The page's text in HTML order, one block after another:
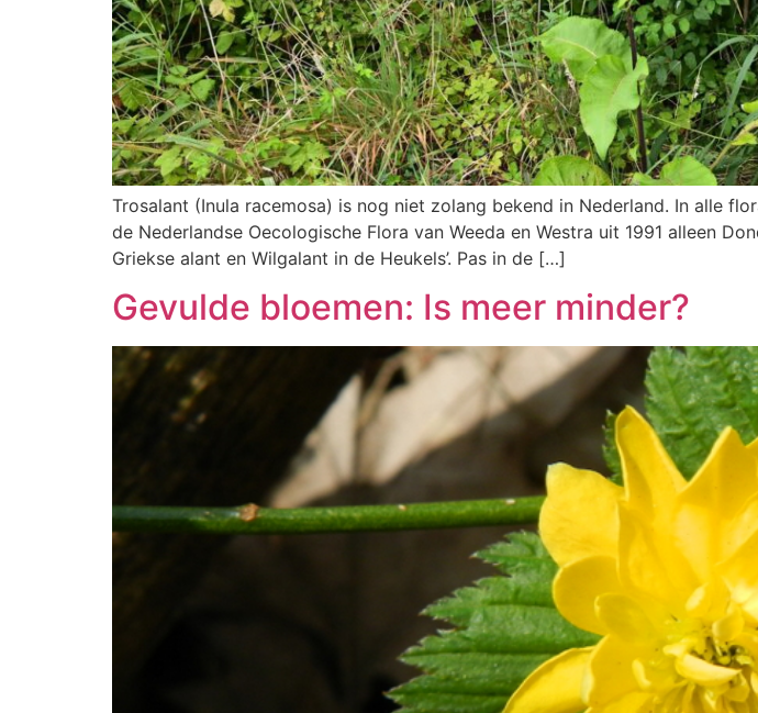
Trosalant (Inula racemosa) is nog niet zolang bekend in Nederland. In alle
de Nederlandse Oecologische Flora van Weeda en Westra uit 1991 alleen
Griekse alant en Wilgalant in de Heukels’. Pas in de […]
Gevulde bloemen: Is meer minder?